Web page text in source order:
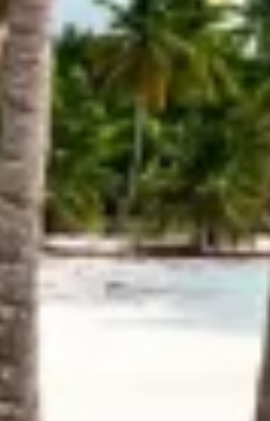
Criar perfis para personalizar conteúdo
Usar perfis para selecionar conteúdo
personalizado
Medir o desempenho da publicidade
Medir o desempenho do conteúdo
Entender o público por meio de estatísticas
ou combinações de dados de fontes
diferentes.
Desenvolver e melhorar os serviços
Usar dados limitados para selecionar
conteúdo
Recursos especiais do IAB:
Usar dados exatos de geolocalização
Identificar dispositivos com base nas
informações solicitadas ativamente
Finalidades de processamento não IAB:
Necessário